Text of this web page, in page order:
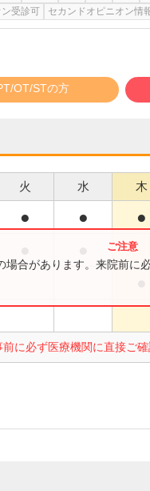
受診可
セカンドオピニオン情
OT/STの方
火 水 木
● ● ●
に必ず医療機関に直接ご確
合があります。来院前に